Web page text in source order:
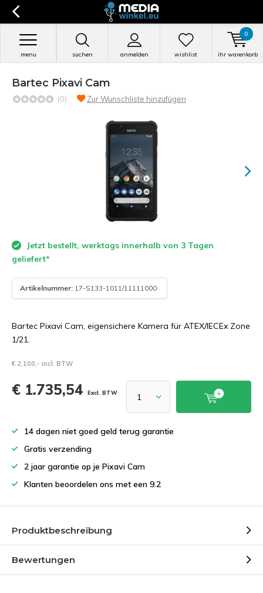
suchen anmelden
menu wishlist ihr warenkorb
0
Bartec Pixavi Cam
(0) Zur Wunschliste hinzufügen
Jetzt bestellt, werktags innerhalb von 3 Tagen
geliefert*
Artikelnummer: 17-S133-1011/11111000
Bartec Pixavi Cam, eigensichere Kamera für ATEX/IECEx Zone
1/21.
€ 2.100,- incl. BTW
€ 1.735,54 Excl. BTW
14 dagen niet goed geld terug garantie
Gratis verzending
2 jaar garantie op je Pixavi Cam
Klanten beoordelen ons met een 9.2
Produktbeschreibung
Bewertungen